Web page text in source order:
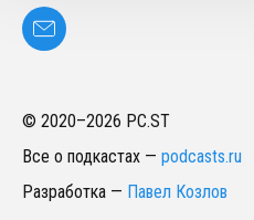
© 2020–2026 PC.ST
Все о подкастах — podcasts.ru
Разработка — Павел Козлов